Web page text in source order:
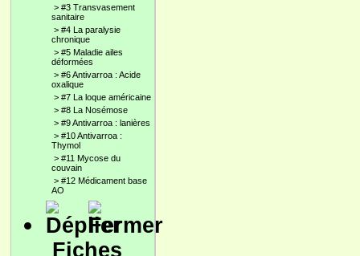
> #3 Transvasement
sanitaire
> #4 La paralysie
chronique
> #5 Maladie ailes
déformées
> #6 Antivarroa : Acide
oxalique
> #7 La loque américaine
> #8 La Nosémose
> #9 Antivarroa : lanières
> #10 Antivarroa :
Thymol
> #11 Mycose du
couvain
> #12 Médicament base
AO
Fiches